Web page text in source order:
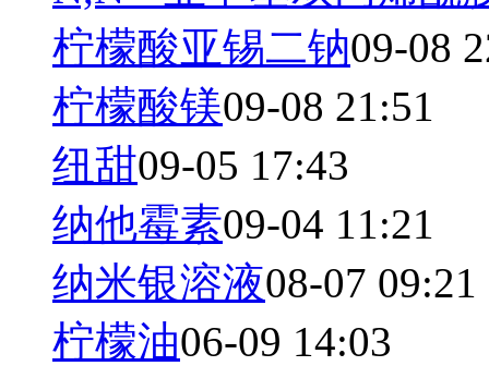
柠檬酸亚锡二钠09-08
柠檬酸镁09-08 21:51
纽甜09-05 17:43
纳他霉素09-04 11:21
纳米银溶液08-07 09:21
柠檬油06-09 14:03